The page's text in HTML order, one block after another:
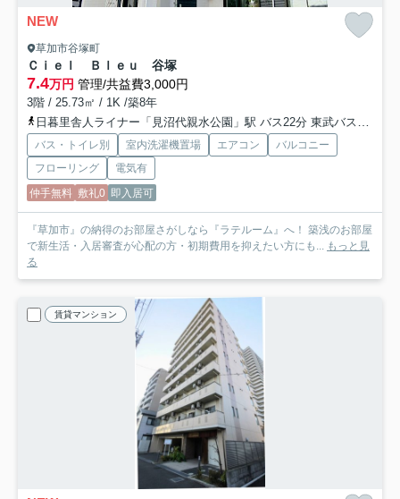
NEW
草加市谷塚町
Ｃｉｅｌ Ｂｌｅｕ 谷塚
7.4万円 管理/共益費3,000円
3階 / 25.73㎡ / 1K /築8年
日暮里舎人ライナー「見沼代親水公園」駅 バス22分 東武バス「谷塚小入口」 停歩3分
バス・トイレ別 室内洗濯機置場 エアコン
バルコニー
フローリング
電気有
仲手無料 敷礼0 即入居可
『草加市』の納得のお部屋さがしなら『ラテルーム』へ！ 築浅のお部屋
で新生活・入居審査が心配の方・初期費用を抑えたい方にも... もっと見
る
賃貸マンション